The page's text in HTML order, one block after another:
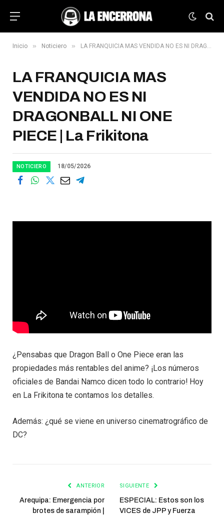
Inicio » Noticiero » LA FRANQUICIA MAS VENDIDA NO ES NI DRAGONBALL NI ONE PIECE | La Frikitona
LA FRANQUICIA MAS
VENDIDA NO ES NI
DRAGONBALL NI ONE
PIECE | La Frikitona
NOTICIERO 18/05/2026
¿Pensabas que Dragon Ball o One Piece eran las
propiedades más rentables del anime? ¡Los números
oficiales de Bandai Namco dicen todo lo contrario! Hoy
en La Frikitona te contamos los detalles.
Además: ¿qué se viene en universo cinematrográfico de
DC?
ANTERIOR
Arequipa: Emergencia por
brotes de sarampión |
SIGUIENTE
ESPECIAL: Estos son los
VICES de JPP y Fuerza